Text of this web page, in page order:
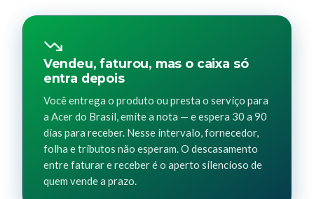
Vendeu, faturou, mas o caixa só
entra depois
Você entrega o produto ou presta o serviço para
a Acer do Brasil, emite a nota — e espera 30 a 90
dias para receber. Nesse intervalo, fornecedor,
folha e tributos não esperam. O descasamento
entre faturar e receber é o aperto silencioso de
quem vende a prazo.